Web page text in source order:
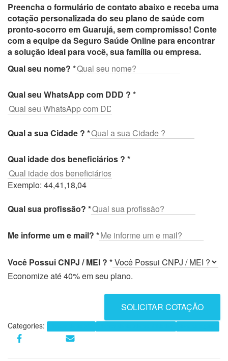
Preencha o formulário de contato abaixo e receba uma
cotação personalizada do seu plano de saúde com
pronto-socorro em Guarujá, sem compromisso! Conte
com a equipe da Seguro Saúde Online para encontrar
a solução ideal para você, sua família ou empresa.
Qual seu nome? *
Qual seu WhatsApp com DDD ? *
Qual a sua Cidade ? *
Qual idade dos beneficiários ? *
Exemplo: 44,41,18,04
Qual sua profissão? *
Me informe um e mail? *
Você Possui CNPJ / MEI ? *
Economize até 40% em seu plano.
SOLICITAR COTAÇÃO
Categories: